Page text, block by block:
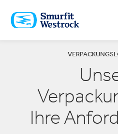
HAUPTINHALT
SPRINGEN
Ihre